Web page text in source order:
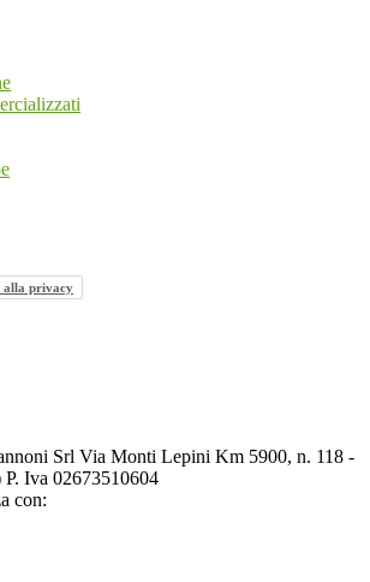
alla privacy
Srl Via Monti Lepini Km 5900, n. 118 -
Iva 02673510604
con: